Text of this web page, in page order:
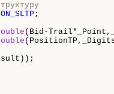
;
(Bid-Trail* _Point ,
(PositionTP,